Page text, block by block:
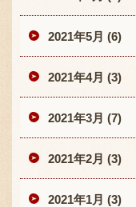
2021年5月 (6)
2021年4月 (3)
2021年3月 (7)
2021年2月 (3)
2021年1月 (3)